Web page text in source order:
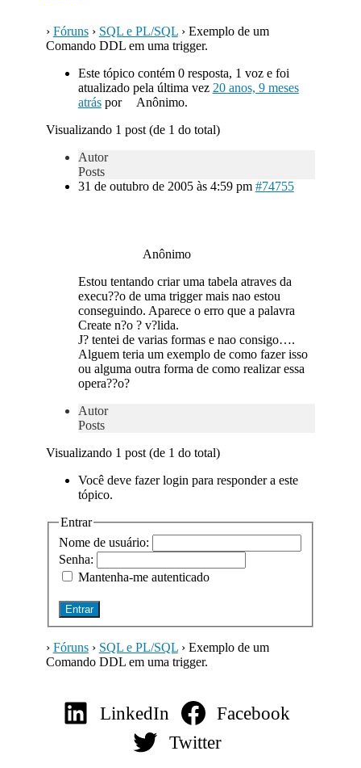
› Fóruns › SQL e PL/SQL › Exemplo de um
Comando DDL em uma trigger.
Este tópico contém 0 resposta, 1 voz e foi
atualizado pela última vez 20 anos, 9 meses
atráspor
Anônimo.
Visualizando 1 post (de 1 do total)
Autor
Posts
31 de outubro de 2005 às 4:59 pm #74755
Anônimo
Estou tentando criar uma tabela atraves da
execu??o de uma trigger mais nao estou
conseguindo. Aparece o erro que a palavra
Create n?o ? v?lida.
J? tentei de varias formas e nao consigo….
Alguem teria um exemplo de como fazer isso
ou alguma outra forma de como realizar essa
opera??o?
Autor
Posts
Visualizando 1 post (de 1 do total)
Você deve fazer login para responder a este
tópico.
Entrar
Nome de usuário:
Senha:
Mantenha-me autenticado
Entrar
› Fóruns › SQL e PL/SQL › Exemplo de um
Comando DDL em uma trigger.
LinkedIn
Facebook
Twitter